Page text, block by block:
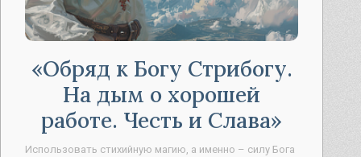
Обряд к Богу Стрибогу.
На дым о хорошей
работе. Честь и Слава
Использовать стихийную магию, а именно – силу Бога